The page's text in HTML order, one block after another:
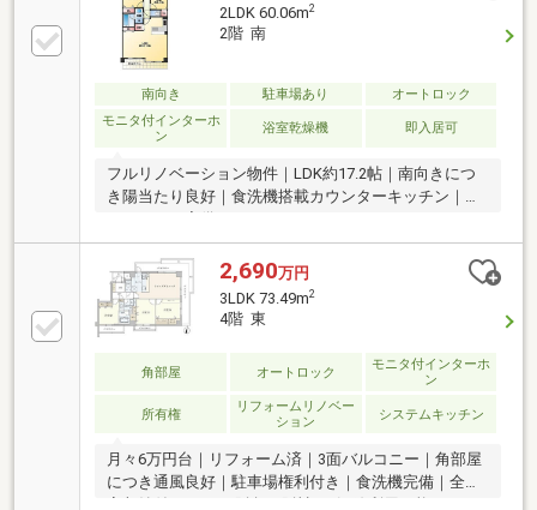
2LDK 60.06m2
2階 南
南向き 駐車場あり
オートロック
モニタ付インターホ
ン
浴室乾燥機 即入居可
フルリノベーション物件｜LDK約17.2帖｜南向きにつ
き陽当たり良好｜食洗機搭載カウンターキッチン｜オ
2,690万円
3LDK 73.49m2
4階 東
角部屋 オートロック
モニタ付インターホ
ン
所有権
リフォームリノベー
ション
システムキッチン
月々6万円台｜リフォーム済｜3面バルコニー｜角部屋
につき通風良好｜駐車場権利付き｜食洗機完備｜全居